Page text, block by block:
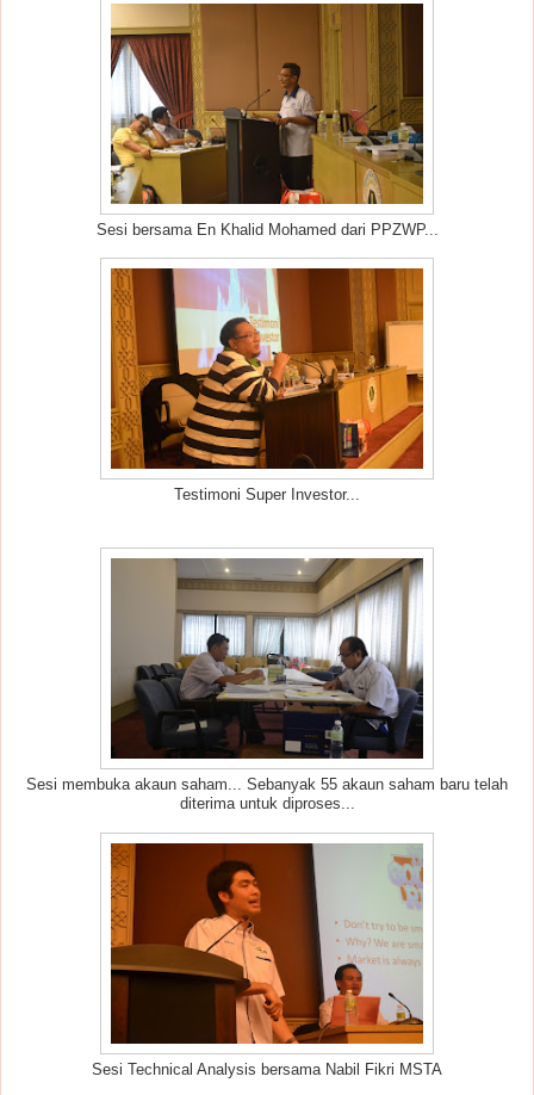
Sesi bersama En Khalid Mohamed dari PPZWP...
Testimoni Super Investor...
Sesi membuka akaun saham... Sebanyak 55 akaun saham baru telah
diterima untuk diproses...
Sesi Technical Analysis bersama Nabil Fikri MSTA